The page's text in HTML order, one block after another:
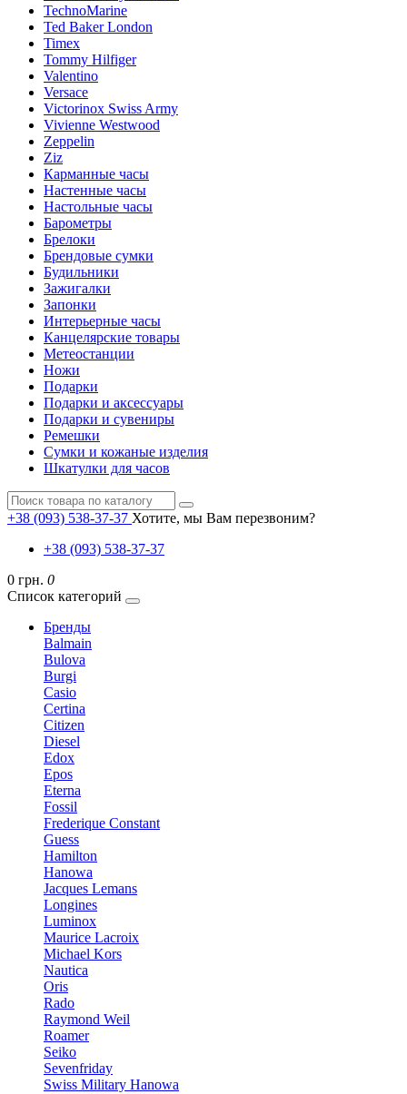
TechnoMarine
Ted Baker London
Timex
Tommy Hilfiger
Valentino
Versace
Victorinox Swiss Army
Vivienne Westwood
Zeppelin
Ziz
Карманные часы
Настенные часы
Настольные часы
Барометры
Брелоки
Брендовые сумки
Будильники
Зажигалки
Запонки
Интерьерные часы
Канцелярские товары
Метеостанции
Ножи
Подарки
Подарки и аксессуары
Подарки и сувениры
Ремешки
Сумки и кожаные изделия
Шкатулки для часов
+38 (093) 538-37-37 Хотите, мы Вам перезвоним?
+38 (093) 538-37-37
0 грн. 0
Список категорий
Бренды
Balmain
Bulova
Burgi
Casio
Certina
Citizen
Diesel
Edox
Epos
Eterna
Fossil
Frederique Constant
Guess
Hamilton
Hanowa
Jacques Lemans
Longines
Luminox
Maurice Lacroix
Michael Kors
Nautica
Oris
Rado
Raymond Weil
Roamer
Seiko
Sevenfriday
Swiss Military Hanowa